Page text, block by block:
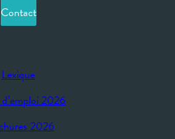
Contact
Lexique
2026
2026